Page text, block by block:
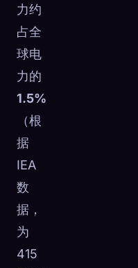
力约
占全
球电
力的
1.5%
（根
据
IEA
数
据，
为
415